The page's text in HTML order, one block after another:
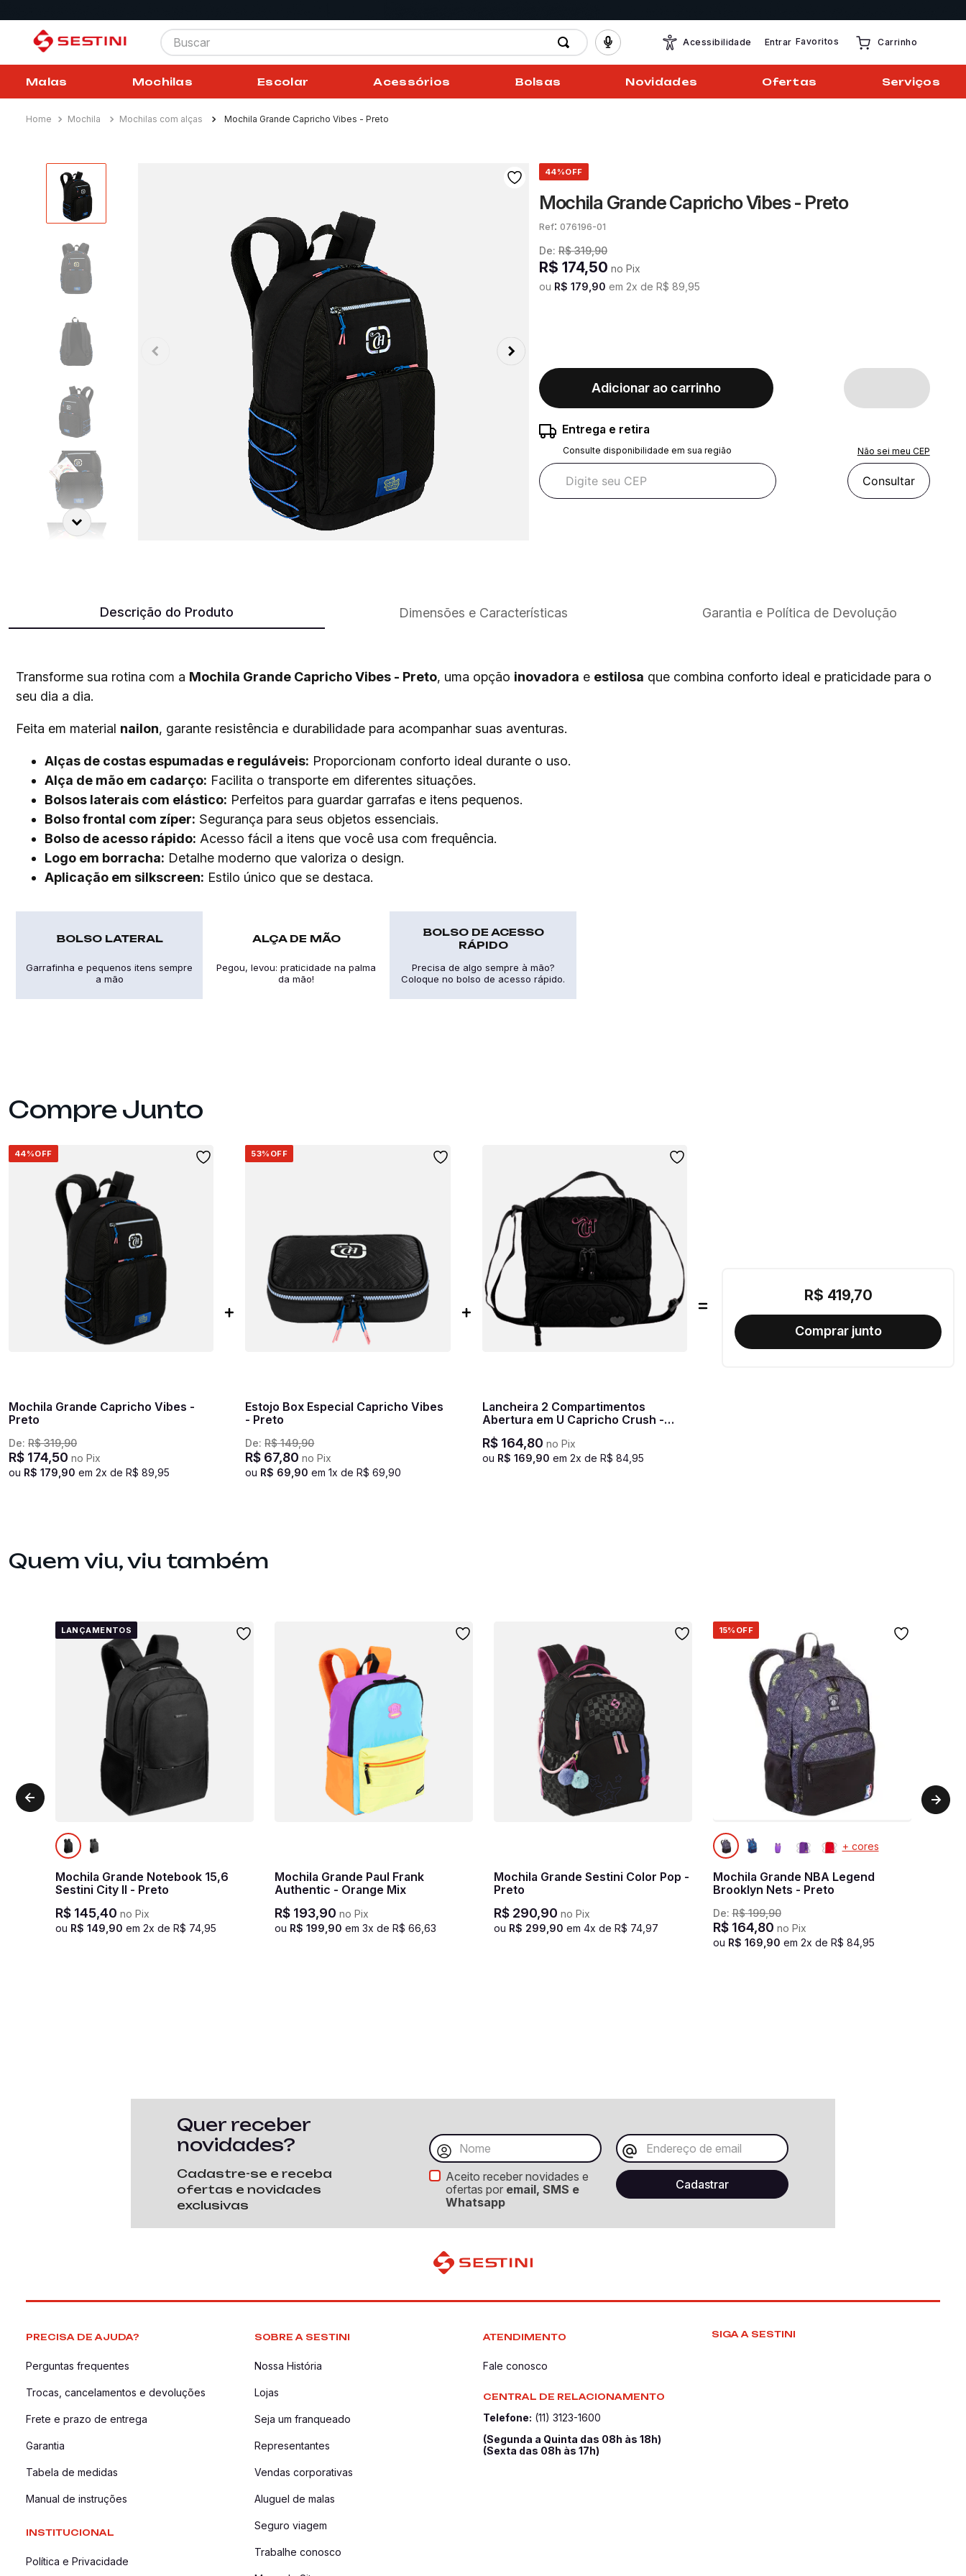
Buscar
Acessibilidade Entrar Favoritos Carrinho
Malas Mochilas Escolar Acessórios Bolsas Novidades Ofertas Serviços
Mochila Mochilas com alças Mochila Grande Capricho Vibes - Preto
44%OFF
Mochila Grande Capricho Vibes - Preto
: 076196-01
De: R$ 319,90
R$ 174,50 no Pix
ou R$ 179 90 em 2x de R$ 89 95
Adicionar ao carrinho
Entrega e retira
Consulte disponibilidade em sua região Não sei meu CEP
Consultar
Descrição do Produto Dimensões e Características Garantia e Política de Devolução
Transforme sua rotina com a Mochila Grande Capricho Vibes - Preto, uma opção inovadora e estilosa que combina conforto ideal e praticidade para o
seu dia a dia.
Feita em material nailon, garante resistência e durabilidade para acompanhar suas aventuras.
Alças de costas espumadas e reguláveis: Proporcionam conforto ideal durante o uso.
Alça de mão em cadarço: Facilita o transporte em diferentes situações.
Bolsos laterais com elástico: Perfeitos para guardar garrafas e itens pequenos.
Bolso frontal com zíper: Segurança para seus objetos essenciais.
Bolso de acesso rápido: Acesso fácil a itens que você usa com frequência.
Logo em borracha: Detalhe moderno que valoriza o design.
Aplicação em silkscreen: Estilo único que se destaca.
BOLSO LATERAL
Garrafinha e pequenos itens sempre
a mão
ALÇA DE MÃO
Pegou, levou: praticidade na palma
da mão!
BOLSO DE ACESSO
RÁPIDO
Precisa de algo sempre à mão?
Coloque no bolso de acesso rápido.
44%OFF
Mochila Grande Capricho Vibes -
Preto
De: R$ 319,90
R$ 174,50 no Pix
ou R$ 179,90 em 2x de R$ 89,95
53% OFF
Estojo Box Especial Capricho Vibes
- Preto
De:R$ 149,90
R$ 67,80 no Pix
ou R$ 69,90 em1x de R$ 69,90
Lancheira 2 Compartimentos
Abertura em U Capricho Crush -
Preto
R$ 164,80 no Pix
ou R$ 169,90 em 2x de R$ 84,95
R$ 419,70
Quem viu, viu também
LANÇAMENTOS
Mochila Grande Notebook 15,6
Sestini City II - Preto
R$ 145,40 no Pix
ou R$ 149,90 em 2x de R$ 74,95
Mochila Grande Paul Frank
Authentic - Orange Mix
R$ 193,90 no Pix
ou R$ 199,90 em 3x de R$ 66,63
Mochila Grande Sestini Color Pop -
Preto
R$ 290,90 no Pix
ou R$ 299,90 em 4x de R$ 74,97
15% OFF
+ cores
Mochila Grande NBA Legend
Brooklyn Nets - Preto
De:R$ 199,90
R$ 164,80 no Pix
ou R$ 169,90 em 2x de R$ 84,95
Quer receber
novidades?
Cadastre-se e receba
ofertas e novidades
exclusivas
Aceito receber novidades e
ofertas por email, SMS e
Whatsapp
PRECISA DE AJUDA?
Perguntas frequentes
Trocas, cancelamentos e devoluções
Frete e prazo de entrega
Garantia
Tabela de medidas
Manual de instruções
INSTITUCIONAL
Política e Privacidade
SOBRE A SESTINI
Nossa História
Lojas
Seja um franqueado
Representantes
Vendas corporativas
Aluguel de malas
Seguro viagem
Trabalhe conosco
ATENDIMENTO
Fale conosco
CENTRAL DE RELACIONAMENTO
Telefone: (11) 3123-1600
(Segunda a Quinta das 08h às 18h)
(Sexta das 08h às 17h)
SIGA A SESTINI